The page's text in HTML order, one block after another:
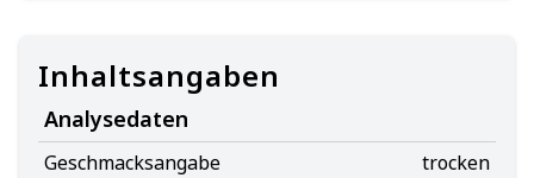
Inhaltsangaben
Analysedaten
Geschmacksangabe
trocken